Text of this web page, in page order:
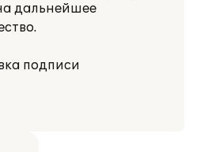
дальнейшее
подписи